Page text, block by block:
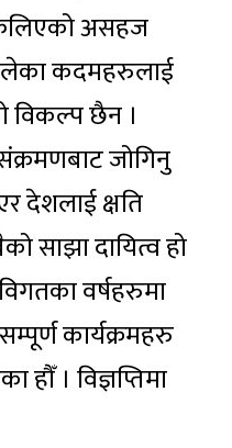
असहज
कदमहरुलाई
विकल्प छैन ।
जोगिनु
देशलाई क्षति
साझा दायित्व हो
वर्षहरुमा
कार्यक्रमहरु
हौँ । विज्ञप्तिमा